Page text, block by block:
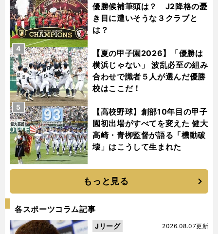
優勝候補筆頭は？ J2降格の憂
き目に遭いそうな３クラブと
は？
【夏の甲子園2026】「優勝は
横浜じゃない」 波乱必至の組み
合わせで識者５人が選んだ優勝
校はここだ！
4
【高校野球】創部10年目の甲子
園初出場がすべてを変えた 健大
高崎・青栁監督が語る「機動破
壊」はこうして生まれた
5
もっと見る
各スポーツコラム記事
2026.08.07更新
Jリーグ